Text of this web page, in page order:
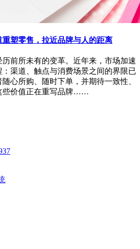
重塑零售，拉近品牌与人的距离
前所未有的变革。近年来，市场加速
渠道、触点与消费场景之间的界限已
心所购、随时下单，并期待一致性、
价值正在重写品牌……